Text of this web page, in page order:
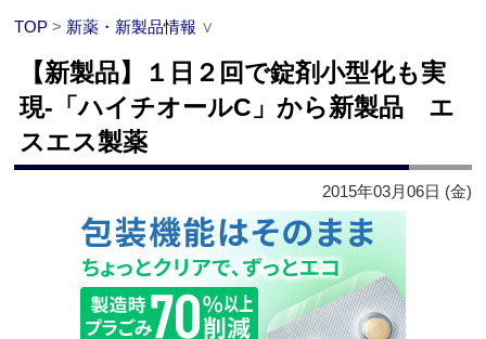
TOP > 新薬・新製品情報 ∨
【新製品】１日２回で錠剤小型化も実
現‐「ハイチオールC」から新製品 エ
スエス製薬
2015年03月06日 (金)